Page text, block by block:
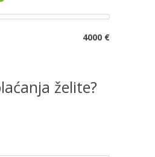
4000 €
želite?